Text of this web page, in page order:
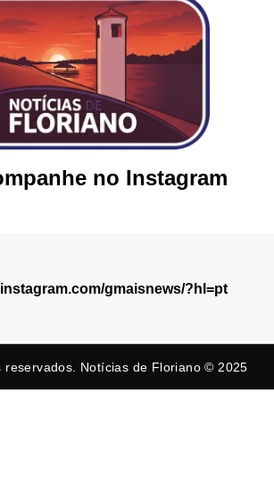
no Instagram
gmaisnews/?hl=pt
reservados. Notícias de Floriano © 2025